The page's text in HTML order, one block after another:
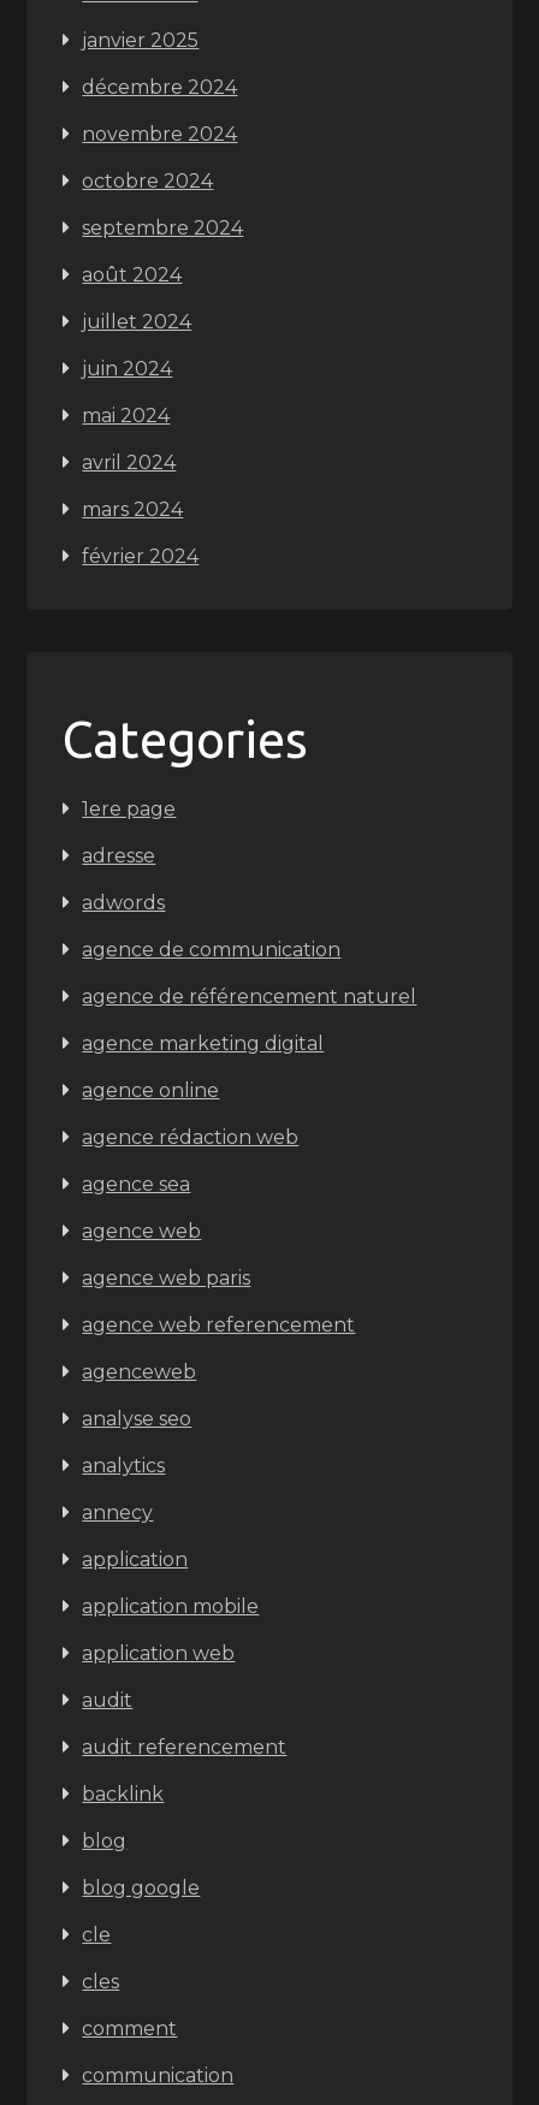
janvier 2025
décembre 2024
novembre 2024
octobre 2024
septembre 2024
août 2024
juillet 2024
juin 2024
mai 2024
avril 2024
mars 2024
février 2024
Categories
1ere page
adresse
adwords
agence de communication
agence de référencement naturel
agence marketing digital
agence online
agence rédaction web
agence sea
agence web
agence web paris
agence web referencement
agenceweb
analyse seo
analytics
annecy
application
application mobile
application web
audit
audit referencement
backlink
blog
blog google
cle
cles
comment
communication